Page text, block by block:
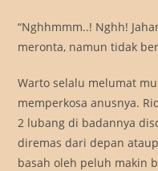
“Nghhmmm..! Nghh!
meronta, namun tidak
Warto selalu melumat
memperkosa anusnya.
2 lubang di badannya
diremas dari depan
basah oleh peluh makin